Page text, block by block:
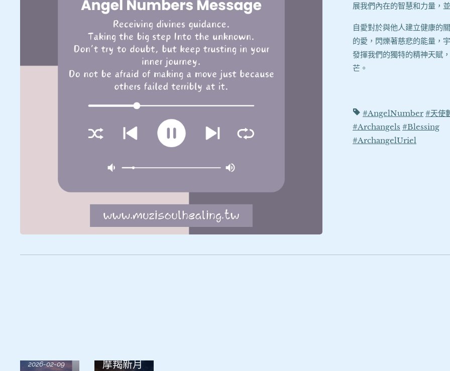
展我們內在的智慧和力量，
自愛對於與他人建立健康的
的愛，閃爍著慈悲的能量，
發揮我們的獨特的精神天賦
芒。
#AngelNumber #天使
#Archangels #Blessing
#ArchangelUriel
2026-02-09
摩羯新月